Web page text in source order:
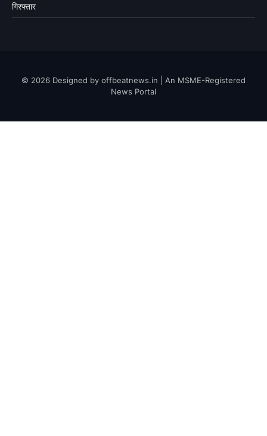
गिरफ्तार
© 2026 Designed by offbeatnews.in | An MSME-Registered
News Portal